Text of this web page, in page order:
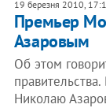
19 березня 2010,
Премьер
Азаровым
Об этом
Николаю